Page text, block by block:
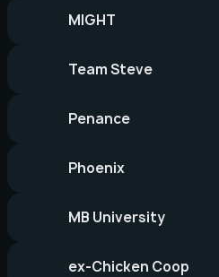
MIGHT
Team Steve
Penance
Phoenix
MB University
ex-Chicken Coop